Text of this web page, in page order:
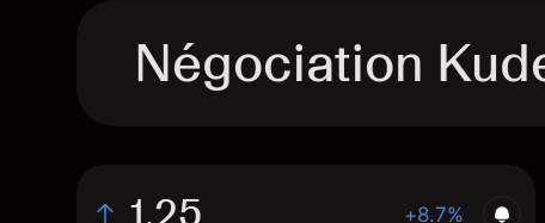
Négociation
1.25 +8.7%